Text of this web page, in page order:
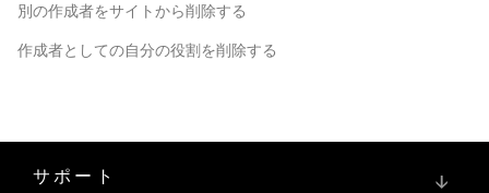
別の作成者をサイトから削除する
作成者としての自分の役割を削除する
サポート ↓